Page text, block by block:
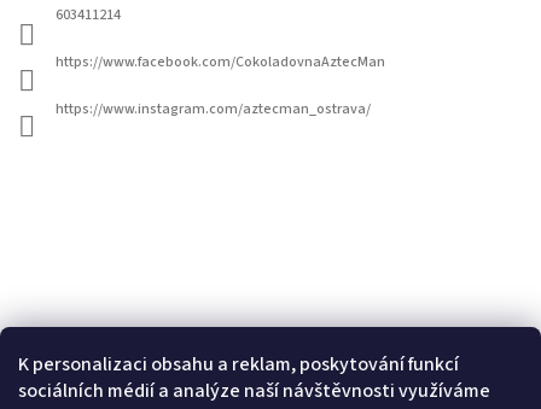
K personalizaci obsahu a reklam, poskytování funkcí
sociálních médií a analýze naší návštěvnosti využíváme
603411214
https://www.facebook.com/CokoladovnaAztecMan
https://www.instagram.com/aztecman_ostrava/